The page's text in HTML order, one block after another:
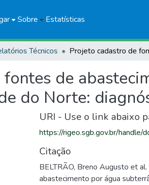
Sobre Estatísticas
Técnicos
de
do Norte:
URI - Use o link abaixo
https://rigeo.sgb.gov.br/handle/
Citação
BELTRÃO, Breno Augusto et
abastecimento por água